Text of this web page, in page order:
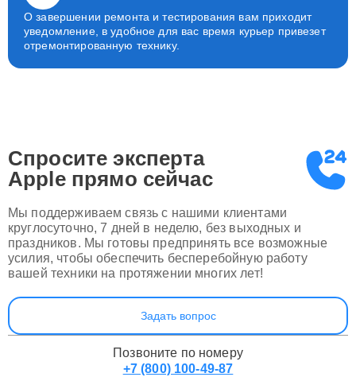
О завершении ремонта и тестирования вам приходит
уведомление, в удобное для вас время курьер привезет
отремонтированную технику.
Спросите эксперта
Apple прямо сейчас
Мы поддерживаем связь с нашими клиентами
круглосуточно, 7 дней в неделю, без выходных и
праздников. Мы готовы предпринять все возможные
усилия, чтобы обеспечить бесперебойную работу
вашей техники на протяжении многих лет!
Задать вопрос
Позвоните по номеру
+7 (800) 100-49-87